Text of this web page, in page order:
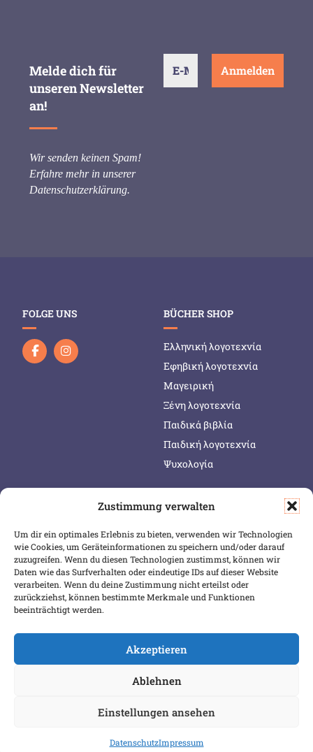
Zustimmung verwalten
Um dir ein optimales Erlebnis zu bieten, verwenden wir Technologien
wie Cookies, um Geräteinformationen zu speichern und/oder darauf
zuzugreifen. Wenn du diesen Technologien zustimmst, können wir
Daten wie das Surfverhalten oder eindeutige IDs auf dieser Website
verarbeiten. Wenn du deine Zustimmung nicht erteilst oder
zurückziehst, können bestimmte Merkmale und Funktionen
beeinträchtigt werden.
Akzeptieren
Ablehnen
Einstellungen ansehen
DatenschutzImpressum
Melde dich für
unseren Newsletter
an!
Wir senden keinen Spam!
Erfahre mehr in unserer
Datenschutzerklärung.
FOLGE UNS BÜCHER SHOP
Ελληνική λογοτεχνία
Εφηβική λογοτεχνία
Μαγειρική
Ξένη λογοτεχνία
Παιδικά βιβλία
Παιδική λογοτεχνία
Ψυχολογία
SERVICE & INFOS
Warenkorb
Wunschliste
Mein Konto
Versand & Lieferung
Zahlungsweisen
SICHER BEZAHLEN